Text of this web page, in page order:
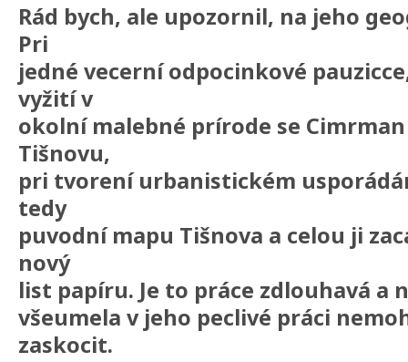
Rád bych, ale upozornil, na jeho
Pri
jedné vecerní odpocinkové
vyžití v
okolní malebné prírode se
Tišnovu,
pri tvorení urbanistickém
tedy
puvodní mapu Tišnova a celou ji
nový
list papíru. Je to práce zdlouhavá a
všeumela v jeho peclivé práci
zaskocit.